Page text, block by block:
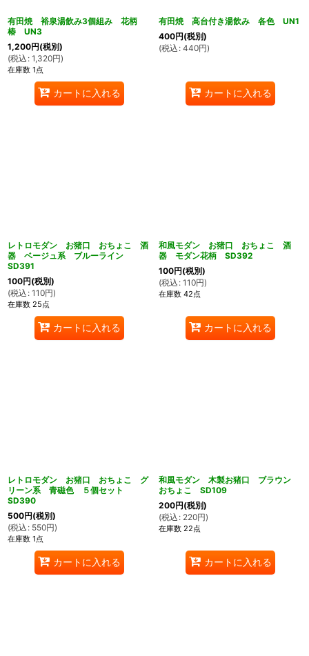
有田焼 裕泉湯飲み3個組み 花柄
椿 UN3
1,200円(税別)
(税込 : 1,320円)
在庫数 1点
カートに入れる
有田焼 高台付き湯飲み 各色 UN1
400円(税別)
(税込 : 440円)
カートに入れる
レトロモダン お猪口 おちょこ 酒
器 ベージュ系 ブルーライン
SD391
100円(税別)
(税込 : 110円)
在庫数 25点
カートに入れる
和風モダン お猪口 おちょこ 酒
器 モダン花柄 SD392
100円(税別)
(税込 : 110円)
在庫数 42点
カートに入れる
レトロモダン お猪口 おちょこ グ
リーン系 青磁色 ５個セット
SD390
500円(税別)
(税込 : 550円)
在庫数 1点
カートに入れる
和風モダン 木製お猪口 ブラウン
おちょこ SD109
200円(税別)
(税込 : 220円)
在庫数 22点
カートに入れる